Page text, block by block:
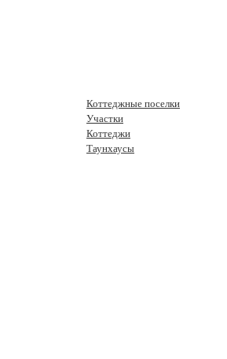
Коттеджные поселки
Участки
Коттеджи
Таунхаусы